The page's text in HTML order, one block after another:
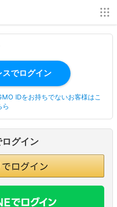
IDをお持ちでないお客様はこ
ら
グイン